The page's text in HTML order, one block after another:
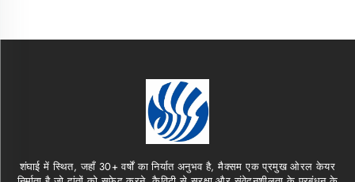
शंघाई में स्थित, जहाँ 30+ वर्षों का निर्यात अनुभव है, मैक्सम एक प्रमुख ओरल केयर